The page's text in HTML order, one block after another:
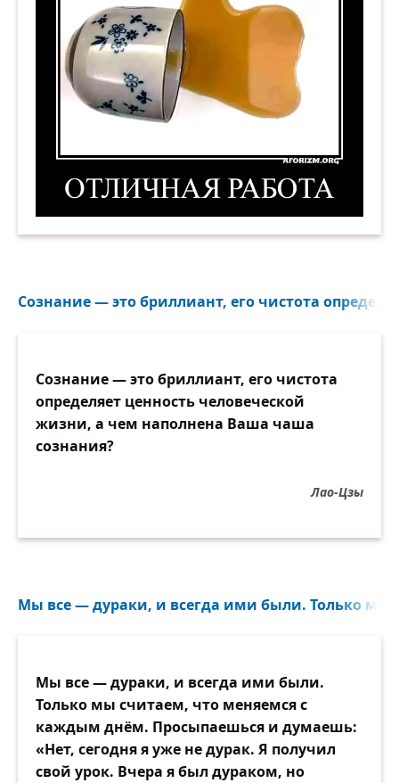
Сознание — это бриллиант, его чистота
Сознание — это бриллиант, его чистота
определяет ценность человеческой
жизни, а чем наполнена Ваша чаша
сознания?
Лао-Цзы
Мы все — дураки, и всегда ими были. Только мы
Мы все — дураки, и всегда ими были.
Только мы считаем, что меняемся с
каждым днём. Просыпаешься и думаешь:
«Нет, сегодня я уже не дурак. Я получил
свой урок. Вчера я был дураком, но